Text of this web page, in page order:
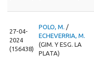
27-04-
2024
(156438)
POLO, M. /
ECHEVERRIA, M.
(GIM. Y ESG. LA
PLATA)